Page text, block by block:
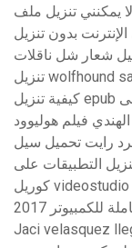
بدون تنزيل
شعار شل ناقلات
فيلم هوليوود
رايت تحميل سيل
2017
Jaci velasquez